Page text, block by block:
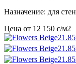
Назначение: для стен
Цена от 12 150 c/м2